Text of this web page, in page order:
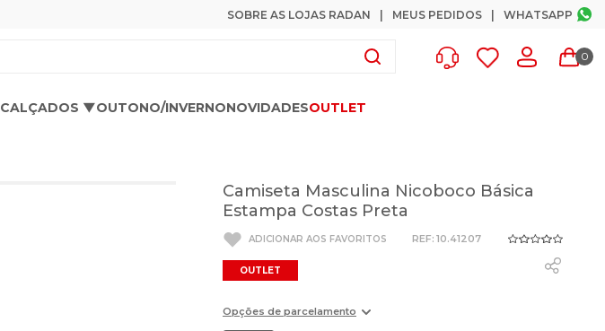
SOBRE AS LOJAS RADAN MEUS PEDIDOS WHATSAPP
0
CALÇADOS ▼OUTONO/INVERNONOVIDADESOUTLET
Camiseta Masculina Nicoboco Básica
Estampa Costas Preta
: 10.41207
OUTLET
Opções de parcelamento